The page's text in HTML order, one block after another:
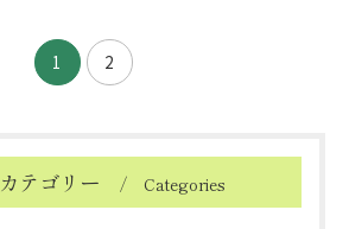
1 2
カテゴリー Categories